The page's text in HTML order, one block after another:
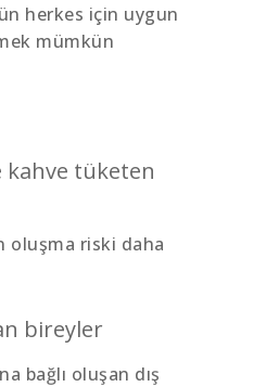
herkes için uygun
mümkün
kahve tüketen
oluşma riski daha
bireyler
bağlı oluşan dış